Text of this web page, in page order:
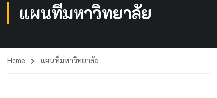
แผนที่มหาวิทยาลัย
Home แผนที่มหาวิทยาลัย